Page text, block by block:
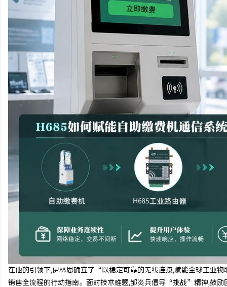
在他的引领下,伊林思确立了“以稳定可靠的无线连接,赋能全球工业
销售全流程的行动指南。面对技术难题,邹炎兵倡导“挑战”精神,鼓